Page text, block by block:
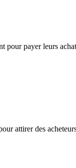
payer leurs
attirer des